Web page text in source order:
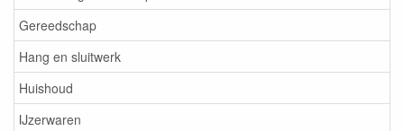
Gereedschap
Hang en sluitwerk
Huishoud
IJzerwaren